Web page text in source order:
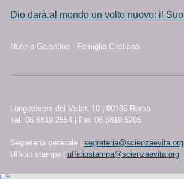
Dio darà al mondo un volto nuovo: il Suo
Nunzio Galantino - Famiglia Cristiana
Lungotevere dei Vallati 10 | 00186 Roma
Tel. 06.6819.2554 | Fax 06.6819.5205
Segreteria generale |
segreteria@scienzaevita.org
Ufficio stampa |
ufficiostampa@scienzaevita.org